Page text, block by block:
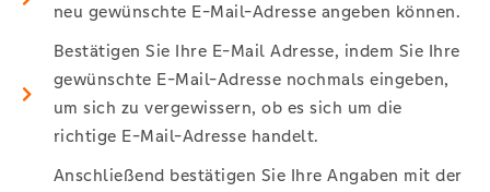
neu gewünschte E-Mail-Adresse angeben können.
Bestätigen Sie Ihre E-Mail Adresse, indem Sie Ihre
gewünschte E-Mail-Adresse nochmals eingeben,
um sich zu vergewissern, ob es sich um die
richtige E-Mail-Adresse handelt.
Anschließend bestätigen Sie Ihre Angaben mit der